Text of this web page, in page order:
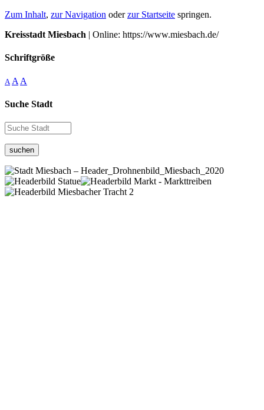
Zum Inhalt, zur Navigation oderzur Startseite springen.
Kreisstadt Miesbach | Online: https://www.miesbach.de/
Schriftgröße
A A A
Suche Stadt
suchen